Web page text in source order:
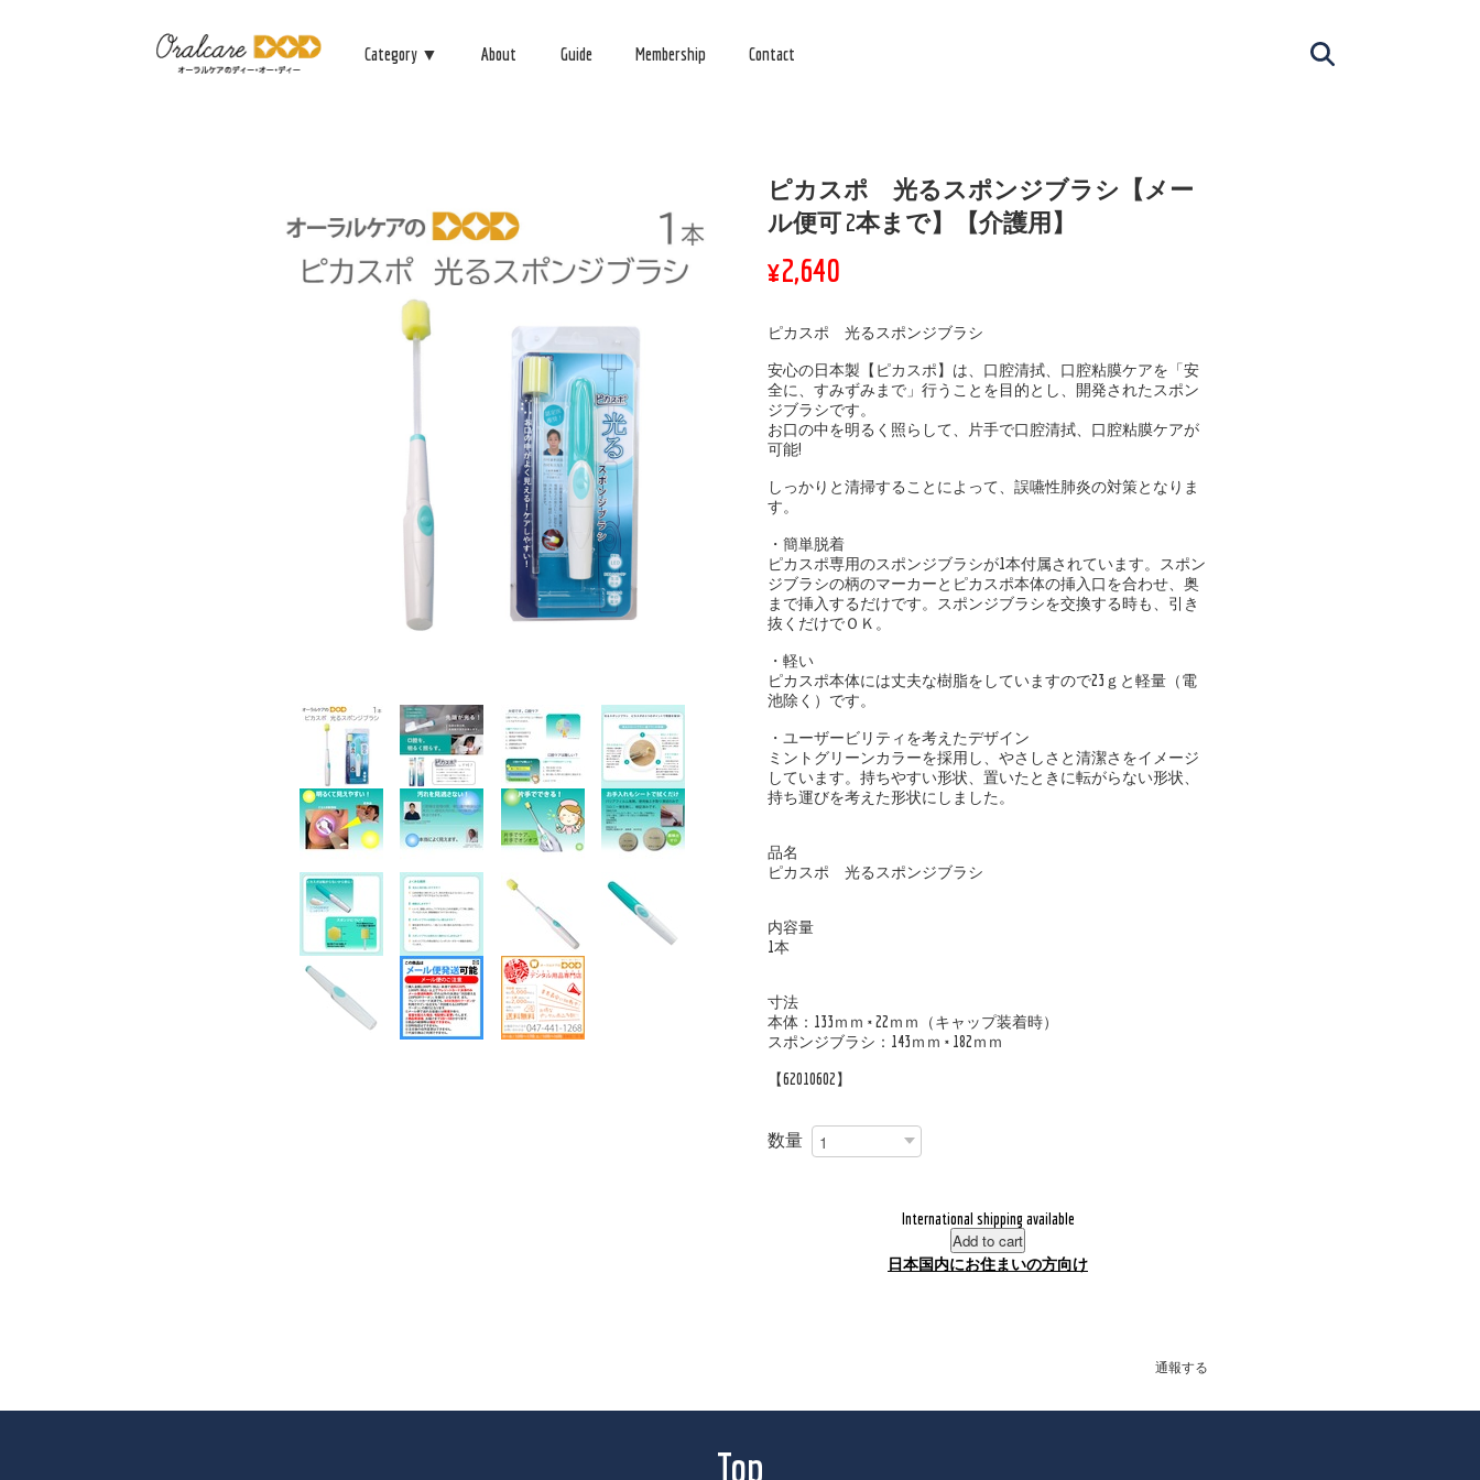
Category ▼ About Guide Membership Contact
ピカスポ 光るスポンジブラシ【メー
ル便可 2本まで】【介護用】
¥2,640
ピカスポ 光るスポンジブラシ
安心の日本製【ピカスポ】は、口腔清拭、口腔粘膜ケアを「安
全に、すみずみまで」行うことを目的とし、開発されたスポン
ジブラシです。
お口の中を明るく照らして、片手で口腔清拭、口腔粘膜ケアが
可能!
しっかりと清掃することによって、誤嚥性肺炎の対策となりま
す。
・簡単脱着
ピカスポ専用のスポンジブラシが1本付属されています。スポン
ジブラシの柄のマーカーとピカスポ本体の挿入口を合わせ、奥
まで挿入するだけです。スポンジブラシを交換する時も、引き
抜くだけでＯＫ。
・軽い
ピカスポ本体には丈夫な樹脂をしていますので23ｇと軽量（電
池除く）です。
・ユーザービリティを考えたデザイン
ミントグリーンカラーを採用し、やさしさと清潔さをイメージ
しています。持ちやすい形状、置いたときに転がらない形状、
持ち運びを考えた形状にしました。
品名
ピカスポ 光るスポンジブラシ
内容量
1本
寸法
本体：133ｍｍ × 22ｍｍ（キャップ装着時）
スポンジブラシ：143ｍｍ × 182ｍｍ
【62010602】
数量
International shipping available
Add to cart
日本国内にお住まいの方向け
通報する
Top